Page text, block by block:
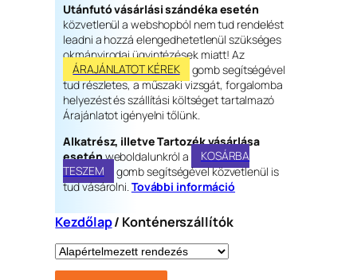
Utánfutó vásárlási szándéka esetén
közvetlenül a webshopból nem tud rendelést
leadni a hozzá elengedhetetlenül szükséges
okmányirodai ügyintézések miatt! Az
ÁRAJÁNLATOT KÉREK
gomb segítségével
tud részletes, a műszaki vizsgát, forgalomba
helyezést és szállítási költséget tartalmazó
Árajánlatot igényelni tőlünk.
Alkatrész, illetve Tartozék vásárlása
eseténweboldalunkról a
KOSÁRBA
TESZEM
gomb segítségével közvetlenül is
tud vásárolni. További információ
Kezdőlap/ Konténerszállítók